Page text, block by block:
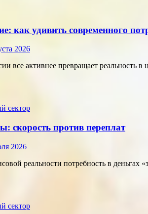
как удивить современного
2026
все активнее превращает реальность
сектор
скорость против переплат
2026
реальности потребность в деньгах
сектор